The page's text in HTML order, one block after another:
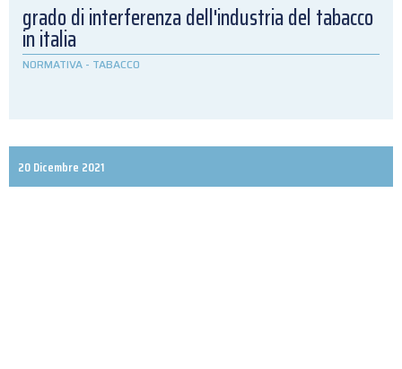
grado di interferenza dell'industria del tabacco
in italia
NORMATIVA - TABACCO
20 Dicembre 2021